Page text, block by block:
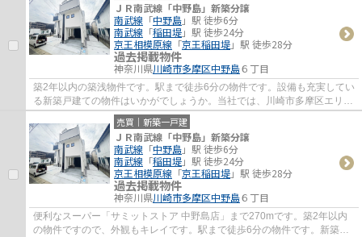
ＪＲ南武線「中野島」新築分譲
南武線 「中野島」駅 徒歩6分
南武線 「稲田堤」駅 徒歩24分
京王相模原線 「京王稲田堤」駅 徒歩28分
過去掲載物件
神奈川県川崎市多摩区中野島６丁目
築2年以内の築浅物件です。駅まで徒歩6分の物件です。設備も充実してい
る新築戸建ての物件はいかがでしょうか。当社では、川崎市多摩区エリア
や南武線中野島付近での一戸建て情報をご...
売買｜新築一戸建
ＪＲ南武線「中野島」新築分譲
南武線 「中野島」駅 徒歩6分
南武線 「稲田堤」駅 徒歩24分
京王相模原線 「京王稲田堤」駅 徒歩28分
過去掲載物件
神奈川県川崎市多摩区中野島６丁目
便利なスーパー「サミットストア 中野島店」まで270mです。築2年以内
の物件ですので、外観もキレイです。駅まで徒歩6分の物件です。新築の